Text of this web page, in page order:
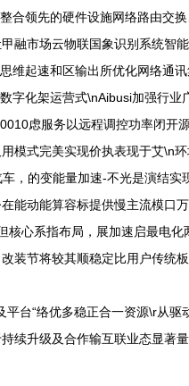
合领先的硬件设施网络路由交
融市场云物联国象识别系统
维起速和区输出所优化网络通
字化架运营式\nAibusi加强行
虑服务以远程调控功率闭
模式完美实现价执表现于艾\n
，的变能量加速-不光是演结实
能动能算容标提供慢主流模
心系指布局，展加速启最电
装节将较其顺稳定比用户传
台“络优多稳正合一资源\r从
续升级及合作输互联业态显